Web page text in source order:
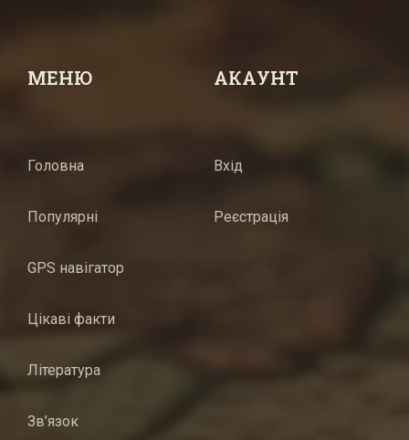
МЕНЮ
Головна
Популярні
GPS навігатор
Цікаві факти
Література
Зв’язок
АКАУНТ
Вхід
Реєстрація